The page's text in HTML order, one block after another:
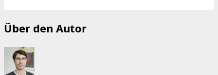
Über den Autor